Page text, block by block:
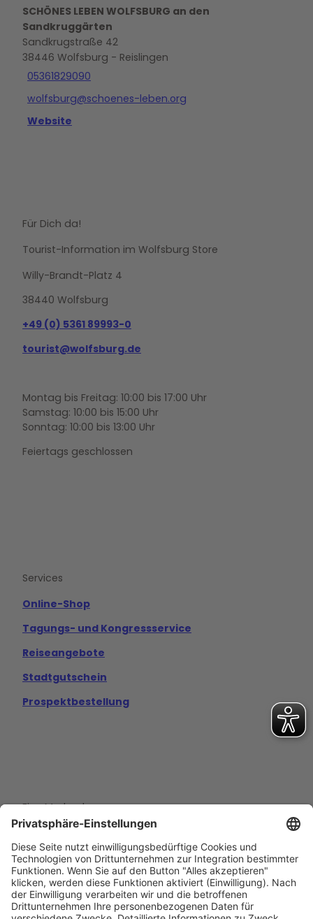
SCHÖNES LEBEN WOLFSBURG an den
Sandkruggärten
Sandkrugstraße 42
38446 Wolfsburg - Reislingen
05361829090
wolfsburg@schoenes-leben.org
Website
Für Dich da!
Tourist-Information im Wolfsburg Store
Willy-Brandt-Platz 4
38440 Wolfsburg
+49 (0) 5361 89993-0
tourist@wolfsburg.de
Montag bis Freitag: 10:00 bis 17:00 Uhr
Samstag: 10:00 bis 15:00 Uhr
Sonntag: 10:00 bis 13:00 Uhr
Feiertags geschlossen
o e
m
Services
Online-Shop
Tagungs- und Kongressservice
Reiseangebote
Stadtgutschein
Prospektbestellung
Eine Marke der
Wolfsburg Wirtschaft und Marketing GmbH
Porschestraße 26
38440 Wolfsburg